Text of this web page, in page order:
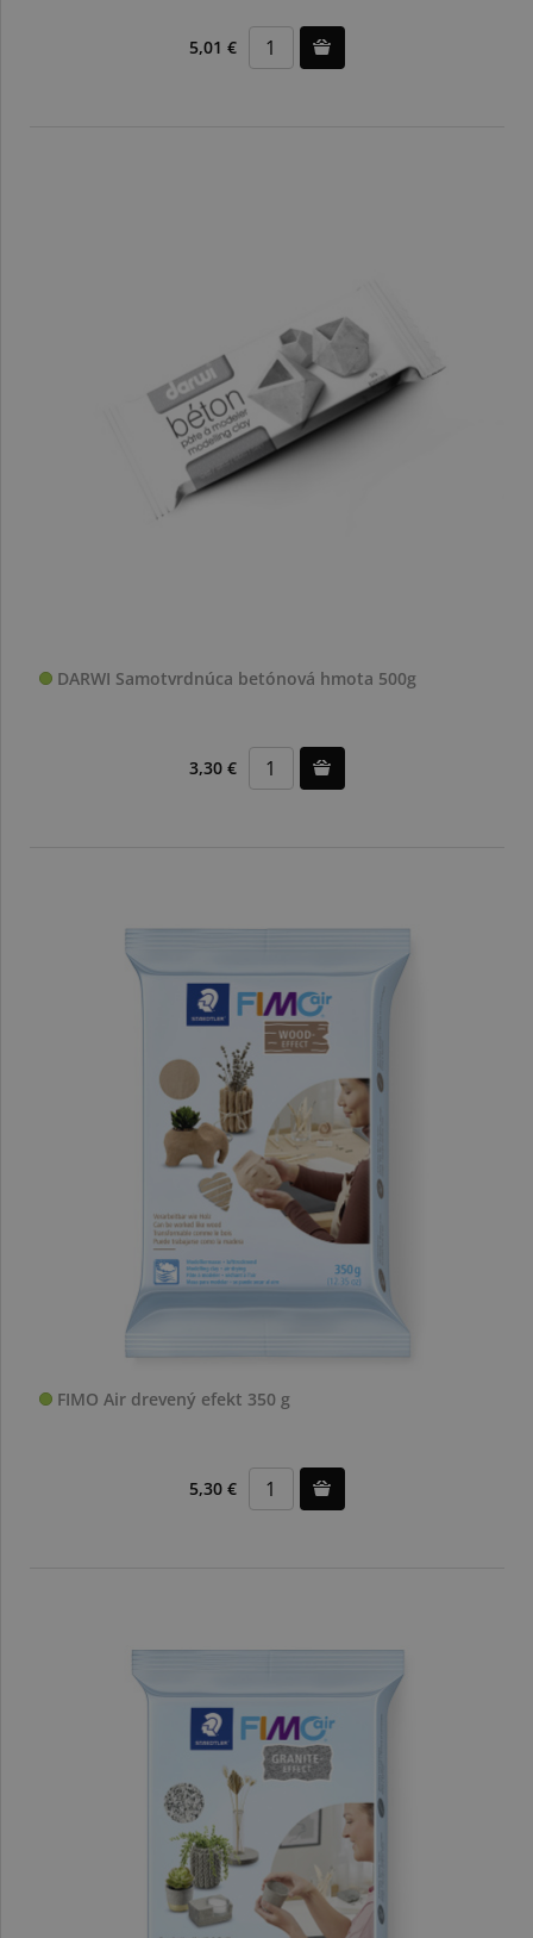
5,01 €
DARWI Samotvrdnúca betónová hmota 500g
3,30 €
FIMO Air drevený efekt 350 g
5,30 €